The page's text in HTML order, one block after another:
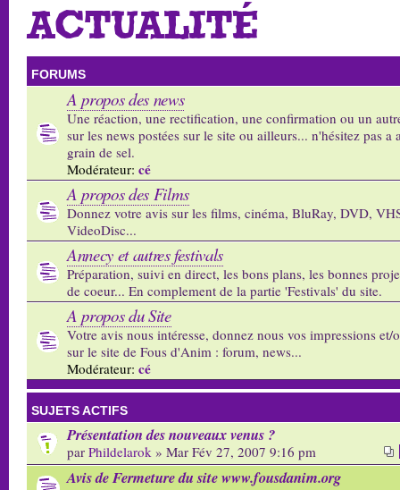
ACTUALITÉ
FORUMS
A propos des news
Une réaction, une rectification, une confirmation ou un
sur les news postées sur le site ou ailleurs... n'hésitez pas a
grain de sel.
Modérateur: cé
A propos des Films
Donnez votre avis sur les films, cinéma, BluRay, DVD,
VideoDisc...
Annecy et autres festivals
Préparation, suivi en direct, les bons plans, les bonnes
de coeur... En complement de la partie 'Festivals' du site.
A propos du Site
Votre avis nous intéresse, donnez nous vos impressions et/
sur le site de Fous d'Anim : forum, news...
Modérateur: cé
SUJETS ACTIFS
Présentation des nouveaux venus ?
par Phildelarok » Mar Fév 27, 2007 9:16 pm
Avis de Fermeture du site www.fousdanim.org